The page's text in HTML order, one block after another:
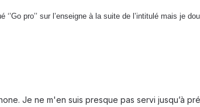
pro’’ sur l’enseigne à la suite de l’intitulé mais je
Je ne m'en suis presque pas servi jusqu’à